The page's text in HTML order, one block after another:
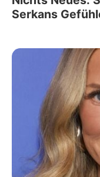
Serkans